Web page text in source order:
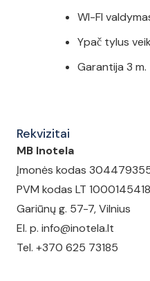
WI-FI
Ypač tylus
Garantija 3 m.
Rekvizitai
MB Inotela
Įmonės kodas
PVM kodas LT
Gariūnų g. 57-7, Vilnius
El. p. info@inotela.lt
Tel. +370 625 73185